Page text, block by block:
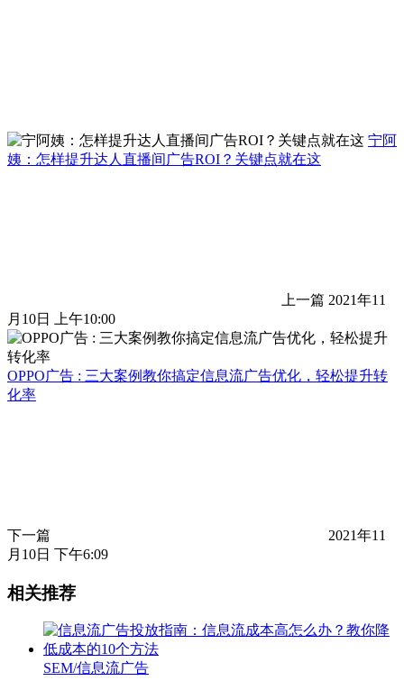
宁阿
姨：怎样提升达人直播间广告ROI？关键点就在这
上一篇 2021年11
月10日 上午10:00
OPPO广告 : 三大案例教你搞定信息流广告优化，轻松提升转
化率
下一篇
2021年11
月10日 下午6:09
相关推荐
SEM/信息流广告